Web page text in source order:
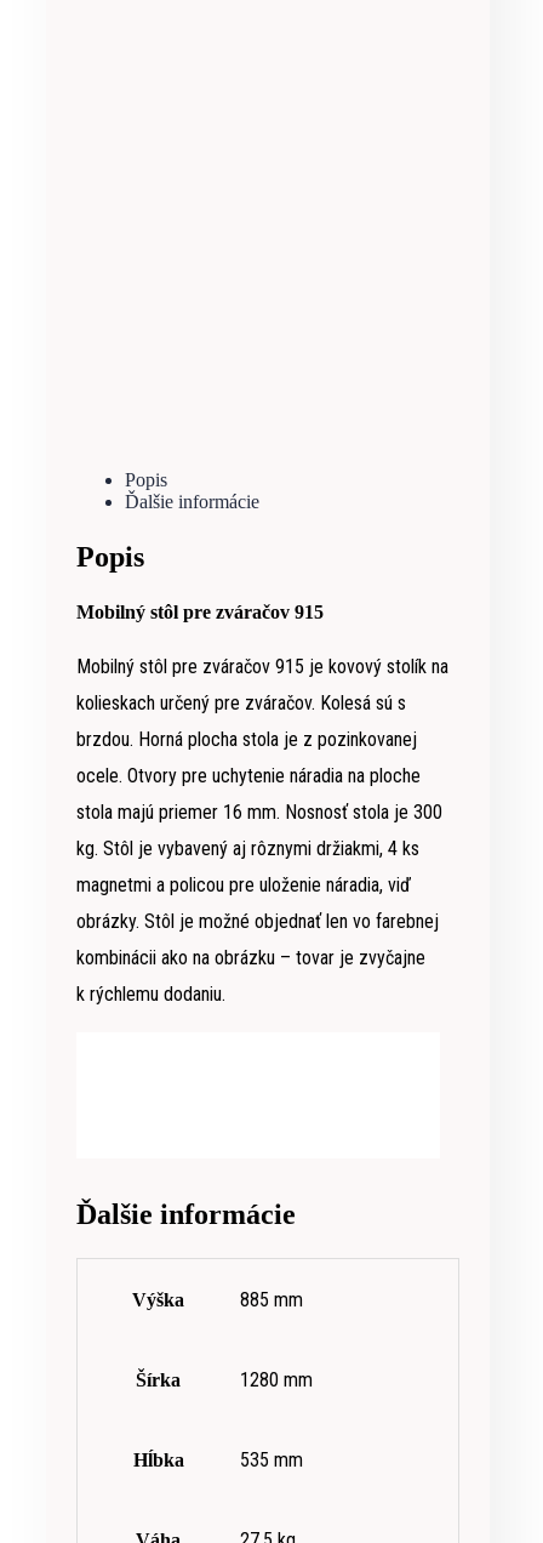
Popis
Ďalšie informácie
Popis
Mobilný stôl pre zváračov 915
Mobilný stôl pre zváračov 915 je kovový stolík na
kolieskach určený pre zváračov. Kolesá sú s
brzdou. Horná plocha stola je z pozinkovanej
ocele. Otvory pre uchytenie náradia na ploche
stola majú priemer 16 mm. Nosnosť stola je 300
kg. Stôl je vybavený aj rôznymi držiakmi, 4 ks
magnetmi a policou pre uloženie náradia, viď
obrázky. Stôl je možné objednať len vo farebnej
kombinácii ako na obrázku – tovar je zvyčajne
k rýchlemu dodaniu.
Ďalšie informácie
Výška 885 mm
Šírka 1280 mm
Hĺbka 535 mm